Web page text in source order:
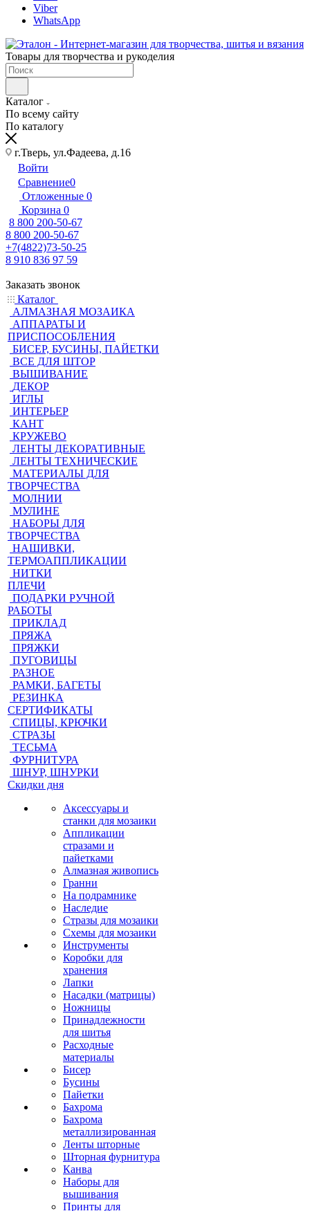
Viber
WhatsApp
Товары для творчества и рукоделия
Каталог
По всему сайту
По каталогу
г.Тверь, ул.Фадеева, д.16
Войти
Сравнение0
Отложенные 0
Корзина 0
8 800 200-50-67
8 800 200-50-67
+7(4822)73-50-25
8 910 836 97 59
Заказать звонок
Каталог
АЛМАЗНАЯ МОЗАИКА
АППАРАТЫ И
ПРИСПОСОБЛЕНИЯ
БИСЕР, БУСИНЫ, ПАЙЕТКИ
ВСЕ ДЛЯ ШТОР
ВЫШИВАНИЕ
ДЕКОР
ИГЛЫ
ИНТЕРЬЕР
КАНТ
КРУЖЕВО
ЛЕНТЫ ДЕКОРАТИВНЫЕ
ЛЕНТЫ ТЕХНИЧЕСКИЕ
МАТЕРИАЛЫ ДЛЯ
ТВОРЧЕСТВА
МОЛНИИ
МУЛИНЕ
НАБОРЫ ДЛЯ
ТВОРЧЕСТВА
НАШИВКИ,
ТЕРМОАППЛИКАЦИИ
НИТКИ
ПЛЕЧИ
ПОДАРКИ РУЧНОЙ
РАБОТЫ
ПРИКЛАД
ПРЯЖА
ПРЯЖКИ
ПУГОВИЦЫ
РАЗНОЕ
РАМКИ, БАГЕТЫ
РЕЗИНКА
СЕРТИФИКАТЫ
СПИЦЫ, КРЮЧКИ
СТРАЗЫ
ТЕСЬМА
ФУРНИТУРА
ШНУР, ШНУРКИ
Скидки дня
Аксессуары и
станки для мозаики
Аппликации
стразами и
пайетками
Алмазная живопись
Гранни
На подрамнике
Наследие
Стразы для мозаики
Схемы для мозаики
Инструменты
Коробки для
хранения
Лапки
Насадки (матрицы)
Ножницы
Принадлежности
для шитья
Расходные
материалы
Бисер
Бусины
Пайетки
Бахрома
Бахрома
металлизированная
Ленты шторные
Шторная фурнитура
Канва
Наборы для
вышивания
Принты для